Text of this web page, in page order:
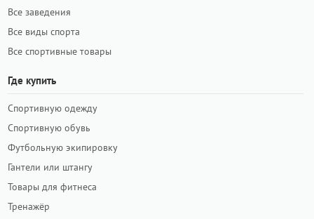
Все заведения
Все виды спорта
Все спортивные товары
Где купить
Спортивную одежду
Спортивную обувь
Футбольную экипировку
Гантели или штангу
Товары для фитнеса
Тренажёр